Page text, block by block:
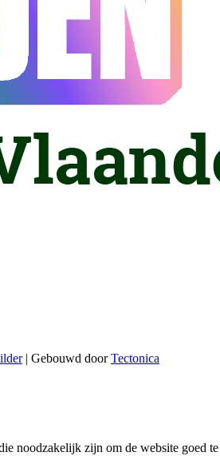
| Gebouwd doorTectonica
noodzakelijk zijn om de website goed